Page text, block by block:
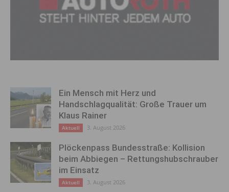
Ein Mensch mit Herz und
Handschlagqualität: Große Trauer um
Klaus Rainer
Aktuell 3. August 2026
Plöckenpass Bundesstraße: Kollision
beim Abbiegen – Rettungshubschrauber
im Einsatz
Aktuell 3. August 2026